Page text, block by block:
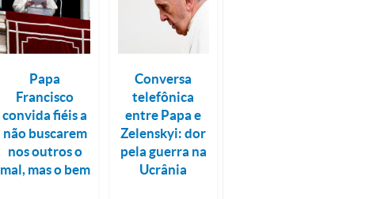
Papa
Francisco
convida fiéis a
não buscarem
nos outros o
mal, mas o bem
Conversa
telefônica
entre Papa e
Zelenskyi: dor
pela guerra na
Ucrânia